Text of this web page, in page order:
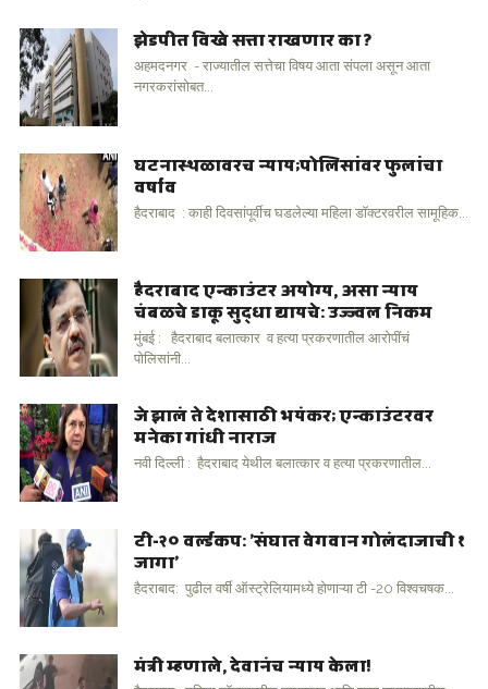
झेडपीत विखे सत्ता राखणार का ?
अहमदनगर - राज्यातील सत्तेचा विषय आता संपला असून आता
नगरकरांसोबत...
घटनास्थळावरच न्याय;पोलिसांवर फुलांचा
वर्षाव
हैदराबाद : काही दिवसांपूर्वीच घडलेल्या महिला डॉक्टरवरील सामूहिक...
हैदराबाद एन्काउंटर अयोग्य, असा न्याय
चंबळचे डाकू सुद्धा द्यायचे: उज्ज्वल निकम
मुंबई : हैदराबाद बलात्कार व हत्या प्रकरणातील आरोपींचं
पोलिसांनी...
जे झालं ते देशासाठी भयंकर; एन्काउंटरवर
मनेका गांधी नाराज
नवी दिल्ली : हैदराबाद येथील बलात्कार व हत्या प्रकरणातील...
टी-२० वर्ल्डकप: 'संघात वेगवान गोलंदाजाची १
जागा'
हैदराबाद: पुढील वर्षी ऑस्ट्रेलियामध्ये होणाऱ्या टी -20 विश्वचषक...
मंत्री म्हणाले, देवानंच न्याय केला!